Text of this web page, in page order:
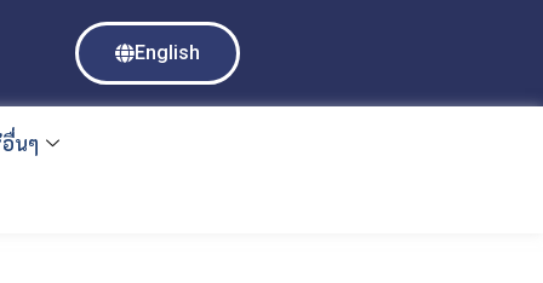
English
นๆ